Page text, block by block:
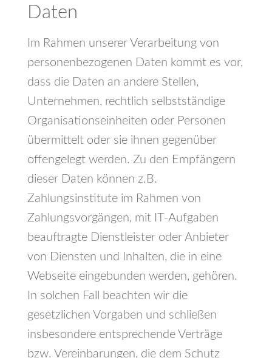
Daten
Im Rahmen unserer Verarbeitung von
personenbezogenen Daten kommt es vor,
dass die Daten an andere Stellen,
Unternehmen, rechtlich selbstständige
Organisationseinheiten oder Personen
übermittelt oder sie ihnen gegenüber
offengelegt werden. Zu den Empfängern
dieser Daten können z.B.
Zahlungsinstitute im Rahmen von
Zahlungsvorgängen, mit IT-Aufgaben
beauftragte Dienstleister oder Anbieter
von Diensten und Inhalten, die in eine
Webseite eingebunden werden, gehören.
In solchen Fall beachten wir die
gesetzlichen Vorgaben und schließen
insbesondere entsprechende Verträge
bzw. Vereinbarungen, die dem Schutz